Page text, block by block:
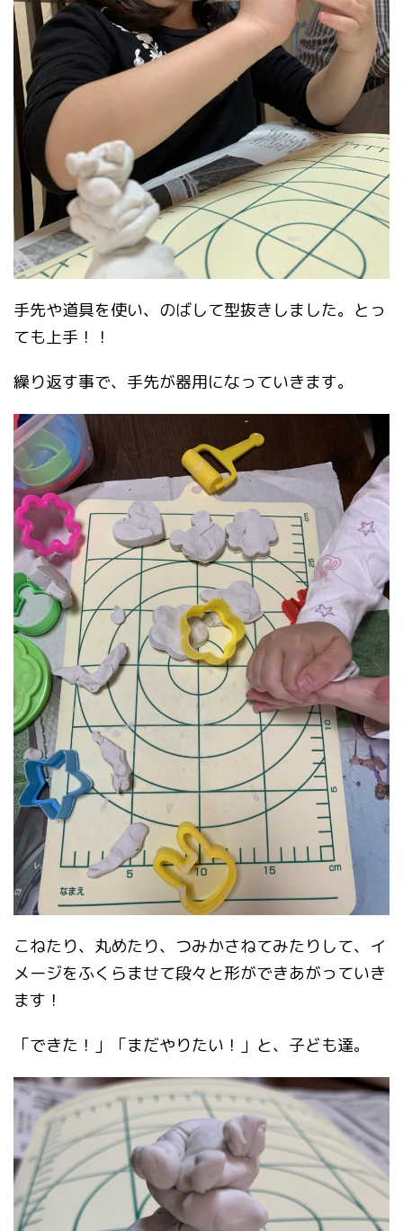
手先や道具を使い、のばして型抜きしました。とっ
ても上手！！
繰り返す事で、手先が器用になっていきます。
こねたり、丸めたり、つみかさねてみたりして、イ
メージをふくらませて段々と形ができあがっていき
ます！
「できた！」「まだやりたい！」と、子ども達。